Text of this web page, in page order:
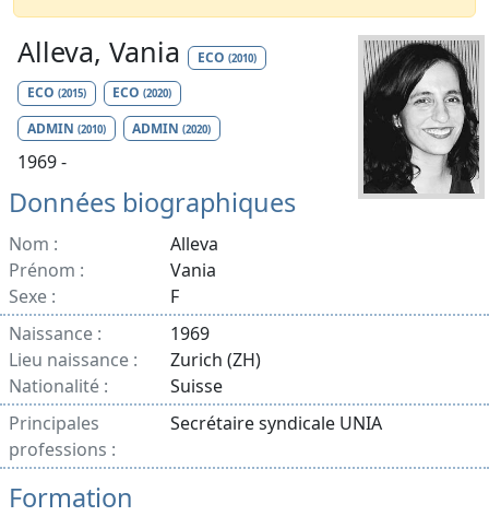
Alleva, Vania ECO (2010)
ECO (2015) ECO(2020)
ADMIN (2010) ADMIN(2020)
1969 -
Données biographiques
Nom :
Alleva
Prénom :
Vania
Sexe :
F
Naissance :
1969
Lieu naissance :
Zurich (ZH)
Nationalité :
Suisse
Principales
professions :
Secrétaire syndicale UNIA
Formation